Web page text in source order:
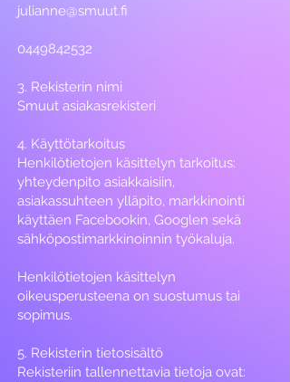
julianne@smuut.fi
0449842532
3. Rekisterin nimi
Smuut asiakasrekisteri
4. Käyttötarkoitus
Henkilötietojen käsittelyn tarkoitus:
yhteydenpito asiakkaisiin,
asiakassuhteen ylläpito, markkinointi
käyttäen Facebookin, Googlen sekä
sähköpostimarkkinoinnin työkaluja.
Henkilötietojen käsittelyn
oikeusperusteena on suostumus tai
sopimus.
5. Rekisterin tietosisältö
Rekisteriin tallennettavia tietoja ovat: